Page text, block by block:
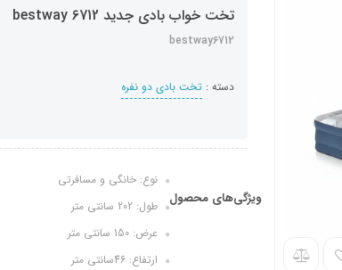
تخت خواب بادی جدید bestway 6712
bestway6712
دسته : تخت بادی دو نفره
ویژگی‌های محصول
نوع: خانگی و مسافرتی
طول: 202 سانتی متر
عرض: 150 سانتی متر
ارتفاع: 46سانتی متر